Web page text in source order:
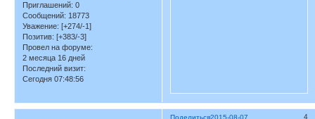
Приглашений: 0
Сообщений: 18773
Уважение: [+274/-1]
Позитив: [+383/-3]
Провел на форуме:
2 месяца 16 дней
Последний визит:
Сегодня 07:48:56
Поделиться 4
2015-08-07